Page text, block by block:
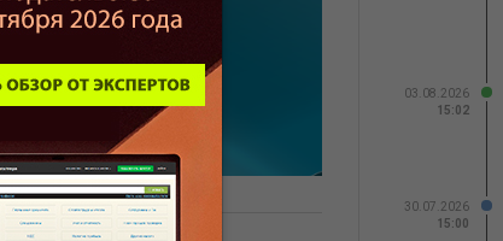
03.08.2026
15:02
30.07.2026
15:00